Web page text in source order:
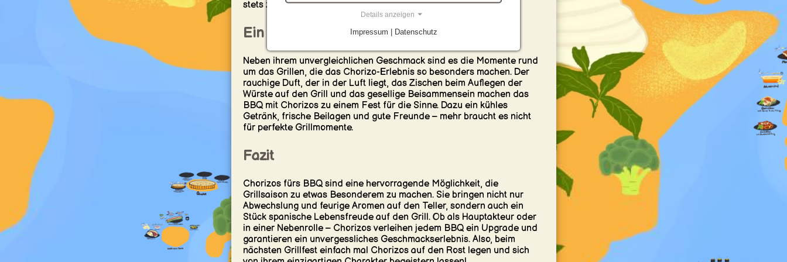
stets zu überzeugen.
Ein Fest für die Sinne
Neben ihrem unvergleichlichen Geschmack sind es die Momente rund
um das Grillen, die das Chorizo-Erlebnis so besonders machen. Der
rauchige Duft, der in der Luft liegt, das Zischen beim Auflegen der
Würste auf den Grill und das gesellige Beisammensein machen das
BBQ mit Chorizos zu einem Fest für die Sinne. Dazu ein kühles
Getränk, frische Beilagen und gute Freunde – mehr braucht es nicht
für perfekte Grillmomente.
Fazit
Chorizos fürs BBQ sind eine hervorragende Möglichkeit, die
Grillsaison zu etwas Besonderem zu machen. Sie bringen nicht nur
Abwechslung und feurige Aromen auf den Teller, sondern auch ein
Stück spanische Lebensfreude auf den Grill. Ob als Hauptakteur oder
in einer Nebenrolle – Chorizos verleihen jedem BBQ ein Upgrade und
garantieren ein unvergessliches Geschmackserlebnis. Also, beim
nächsten Grillfest einfach mal Chorizos auf den Rost legen und sich
Details anzeigen
Impressum | Datenschutz